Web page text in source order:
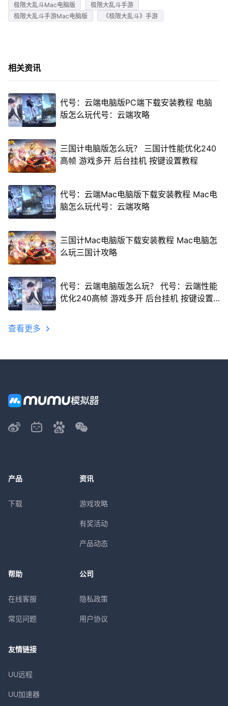
极限大乱斗Mac电脑版
极限大乱斗手游
极限大乱斗手游Mac电脑版
《极限大乱斗》手游
相关资讯
代号：云端电脑版PC端下载安装教程 电脑
版怎么玩代号：云端攻略
三国计电脑版怎么玩？ 三国计性能优化240
高帧 游戏多开 后台挂机 按键设置教程
代号：云端Mac电脑版下载安装教程 Mac电
脑怎么玩代号：云端攻略
三国计Mac电脑版下载安装教程 Mac电脑怎
么玩三国计攻略
代号：云端电脑版怎么玩？ 代号：云端性能
优化240高帧 游戏多开 后台挂机 按键设置
查看更多
产品
下载
资讯
游戏攻略
有奖活动
产品动态
帮助
在线客服
常见问题
公司
隐私政策
用户协议
友情链接
UU远程
UU加速器